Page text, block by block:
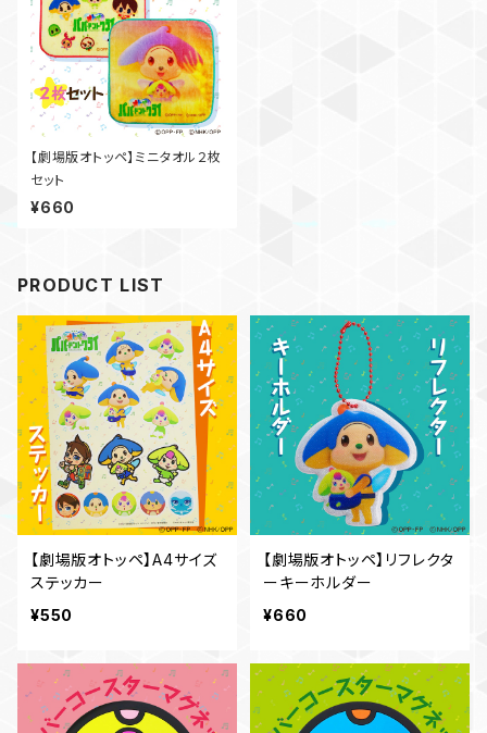
【劇場版オトッペ】ミニタオル２枚
セット
¥660
PRODUCT LIST
【劇場版オトッペ】A4サイズ
ステッカー
¥550
【劇場版オトッペ】リフレクタ
ーキーホルダー
¥660